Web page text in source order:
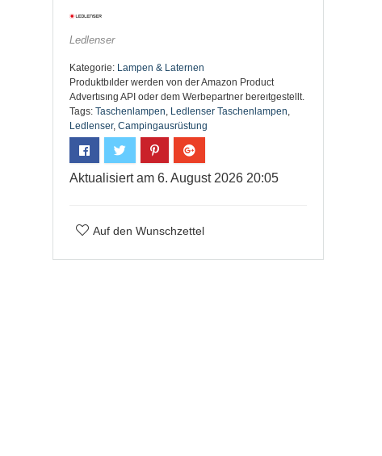
Ledlenser
Kategorie: Lampen & Laternen
Produktbılder werden von der Amazon Product
Advertısıng API oder dem Werbepartner bereıtgestellt.
Tags: Taschenlampen, Ledlenser Taschenlampen,
Ledlenser, Campingausrüstung
Aktualisiert am 6. August 2026 20:05
Auf den Wunschzettel